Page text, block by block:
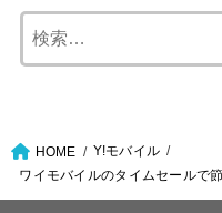
HOME
Y!モバイル
ワイモバイルのタイムセールで